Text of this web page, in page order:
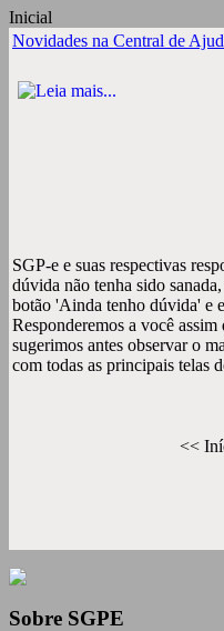
Inicial
Novidades na Central de
SGP-e e suas respectivas
dúvida não tenha sido
botão 'Ainda tenho dúvida' e
Responderemos a você
sugerimos antes observar o
com todas as principais telas
<<
Sobre SGPE